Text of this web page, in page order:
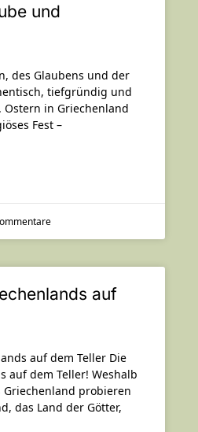
und
des Glaubens und der
tiefgründig und
in Griechenland
Fest –
auf
auf dem Teller Die
auf dem Teller! Weshalb
probieren
das Land der Götter,